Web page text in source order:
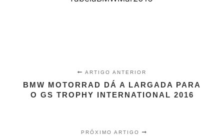
ARTIGO ANTERIOR
BMW MOTORRAD DÁ A LARGADA PARA
O GS TROPHY INTERNATIONAL 2016
PRÓXIMO ARTIGO